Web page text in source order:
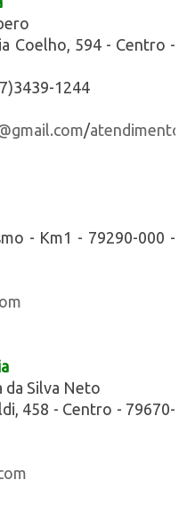
Coelho, 594 - Centro -
1244
/
- Km1 - 79290-000 -
da Silva Neto
458 - Centro - 79670-